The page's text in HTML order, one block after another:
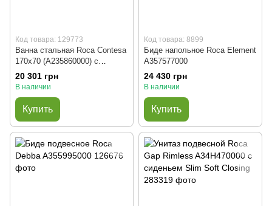
Код товара: 129773
Ванна стальная Roca Contesa
170x70 (A235860000) с
ножками
20 301 грн
В наличии
Купить
Код товара: 8899
Биде напольное Roca Element
A357577000
24 430 грн
В наличии
Купить